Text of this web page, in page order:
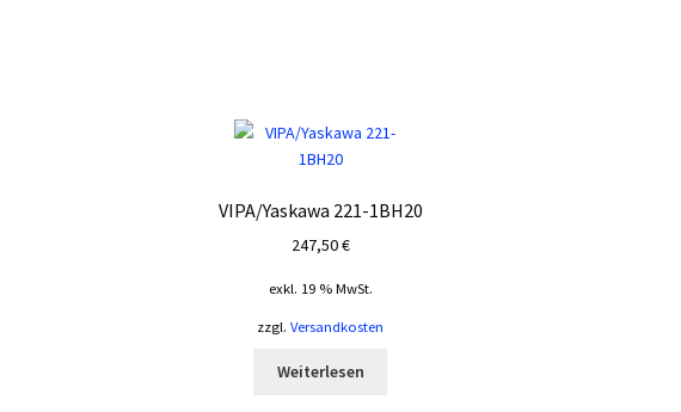
VIPA/Yaskawa 221-1BH20
247,50€
exkl. 19 % MwSt.
zzgl.Versandkosten
Weiterlesen